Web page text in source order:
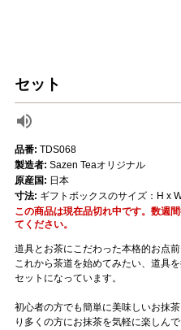
セット
道具とお茶にこだわった本格的お点前
これから茶道を始めてみたい、道具
セットになっています。
初心者の方でも簡単に美味しいお抹
り多くの方にお抹茶を気軽に楽しん
品番: TDS068
製造者: Sazen Teaオリジナル
原産国: 日本
寸法: ギフトボックスのサイズ：H x
この商品は現在品切れ中です。数週
てください。